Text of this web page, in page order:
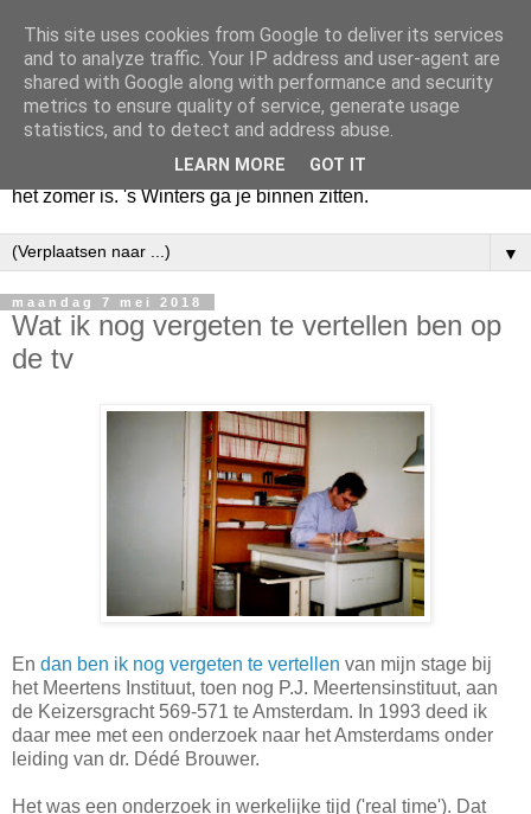
Huize Zeezicht
Als het lente is, lees ik een krant op een terras en drink een
latte uit een glas. Of om het even een boek met een
cappuccino of een dubbele espresso. Maar dat kan ook als
het zomer is. 's Winters ga je binnen zitten.
▼
maandag 7 mei 2018
Wat ik nog vergeten te vertellen ben op
de tv
En dan ben ik nog vergeten te vertellen van mijn stage bij
het Meertens Instituut, toen nog P.J. Meertensinstituut, aan
de Keizersgracht 569-571 te Amsterdam. In 1993 deed ik
daar mee met een onderzoek naar het Amsterdams onder
leiding van dr. Dédé Brouwer.
Het was een onderzoek in werkelijke tijd ('real time'). Dat
This site uses cookies from Google to deliver its services
and to analyze traffic. Your IP address and user-agent are
shared with Google along with performance and security
metrics to ensure quality of service, generate usage
statistics, and to detect and address abuse.
LEARN MORE GOT IT